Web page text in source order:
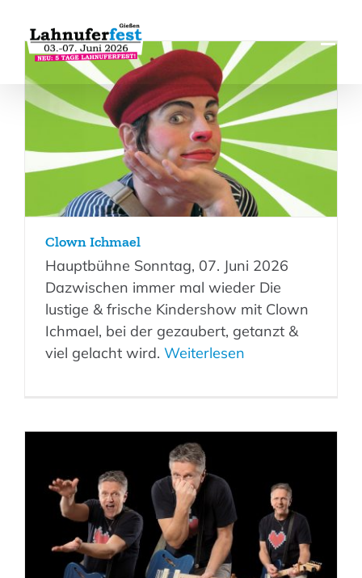
Inhalt
springen
Clown Ichmael
Hauptbühne Sonntag, 07. Juni 2026
Dazwischen immer mal wieder Die
lustige & frische Kindershow mit Clown
Ichmael, bei der gezaubert, getanzt &
viel gelacht wird. Weiterlesen